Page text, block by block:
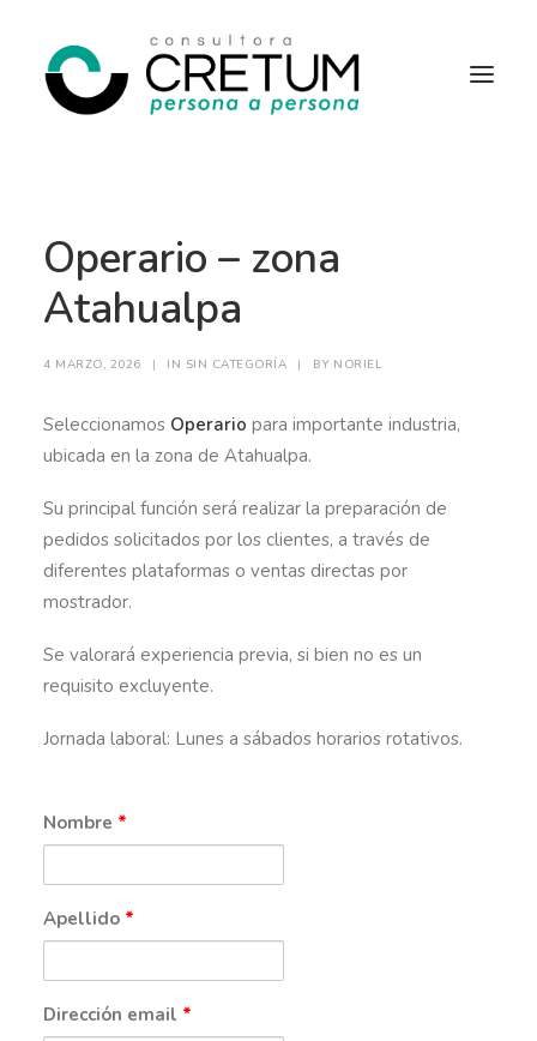
SERVICIOS
SOBRE NOSOTROS
CONTACTO
Operario – zona
Atahualpa
4 MARZO, 2026 | IN SIN CATEGORÍA | BY NORIEL
Seleccionamos Operario para importante industria,
ubicada en la zona de Atahualpa.
Su principal función será realizar la preparación de
pedidos solicitados por los clientes, a través de
diferentes plataformas o ventas directas por
mostrador.
Se valorará experiencia previa, si bien no es un
requisito excluyente.
Jornada laboral: Lunes a sábados horarios rotativos.
Nombre *
Apellido *
Dirección email *